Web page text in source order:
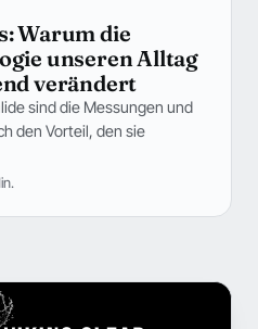
Warum die
unseren Alltag
verändert
sind die Messungen und
den Vorteil, den sie